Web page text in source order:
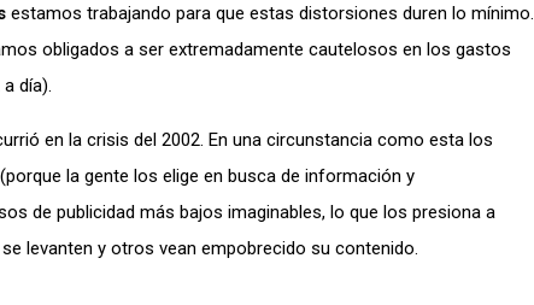
estamos trabajando para que estas distorsiones duren lo mínimo.
obligados a ser extremadamente cautelosos en los gastos
día).
en la crisis del 2002. En una circunstancia como esta los
la gente los elige en busca de información y
de publicidad más bajos imaginables, lo que los presiona a
levanten y otros vean empobrecido su contenido.